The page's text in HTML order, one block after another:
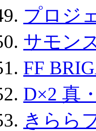
プロジ
サモン
FF
D×2 真
きらら